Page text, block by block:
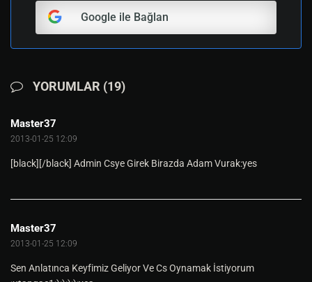
Google ile Bağlan
YORUMLAR (19)
Master37
2013-01-25 12:09
[black][/black] Admin Csye Girek Birazda Adam Vurak:yes
Master37
2013-01-25 12:09
Sen Anlatınca Keyfimiz Geliyor Ve Cs Oynamak İstiyorum